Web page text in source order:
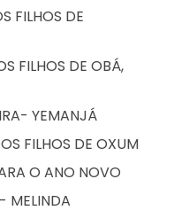
FILHOS DE
FILHOS DE OBÁ,
YEMANJÁ
FILHOS DE OXUM
O ANO NOVO
MELINDA